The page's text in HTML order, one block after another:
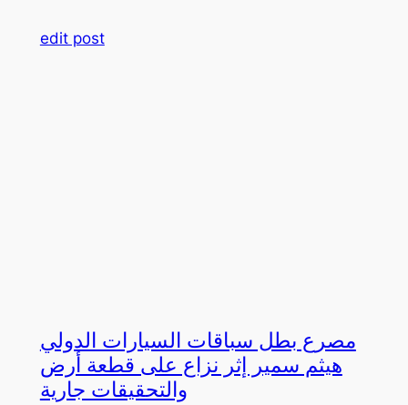
edit post
مصرع بطل سباقات السيارات الدولي
هيثم سمير إثر نزاع على قطعة أرض
والتحقيقات جارية